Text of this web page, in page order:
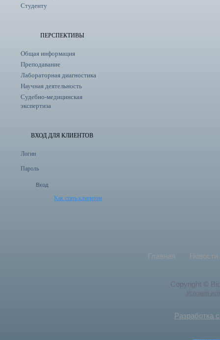
Студенту
ПЕРСПЕКТИВЫ
Общая информация
Преподавание
Лабораторная диагностика
Научная деятельность
Судебно-медицинская
экспертиза
ВХОД ДЛЯ КЛИЕНТОВ
Логин
Пароль
Как стать клиентом
Главная Новости
Copyright ©
Условия
Разработка